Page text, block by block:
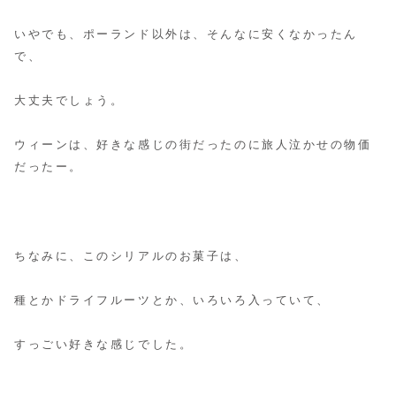
いやでも、ポーランド以外は、そんなに安くなかったん
で、
大丈夫でしょう。
ウィーンは、好きな感じの街だったのに旅人泣かせの物価
だったー。
ちなみに、このシリアルのお菓子は、
種とかドライフルーツとか、いろいろ入っていて、
すっごい好きな感じでした。